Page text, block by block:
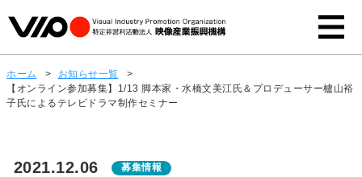
ホーム > お知らせ一覧
>
【オンライン参加募集】1/13 脚本家・水橋文美江氏＆プロデューサー櫨山裕
子氏によるテレビドラマ制作セミナー
2021.12.06 募集情報